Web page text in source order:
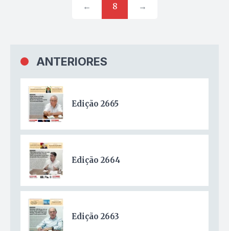
← 8 →
ANTERIORES
Edição 2665
Edição 2664
Edição 2663